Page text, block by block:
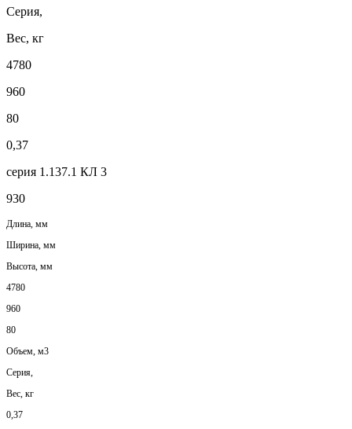
Серия,
Вес, кг
4780
960
80
0,37
серия 1.137.1 КЛ 3
930
Длина, мм
Ширина, мм
Высота, мм
4780
960
80
Объем, м3
Серия,
Вес, кг
0,37